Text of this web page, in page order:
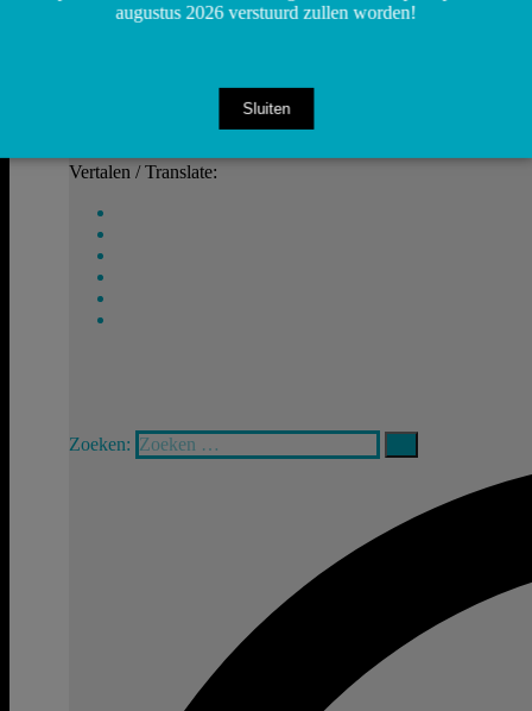
Vertalen / Translate:
Zoeken:
augustus 2026 verstuurd zullen worden!
Sluiten